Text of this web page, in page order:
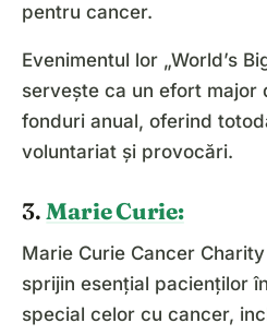
pentru cancer.
Evenimentul lor „World’s
servește ca un efort major
fonduri anual, oferind
voluntariat și provocări.
3.Marie Curie:
Marie Curie Cancer
sprijin esențial pacienților
special celor cu cancer,